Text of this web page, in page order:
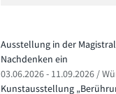
Ausstellung in der
Nachdenken ein
03.06.2026 - 11.09.2026 /
Kunstausstellung